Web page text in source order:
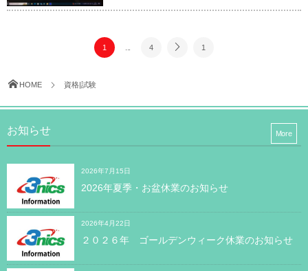
1 4 1
HOME 資格|試験
お知らせ
2026年7月15日
2026年夏季・お盆休業のお知らせ
2026年4月22日
２０２６年 ゴールデンウィーク休業のお知らせ
More